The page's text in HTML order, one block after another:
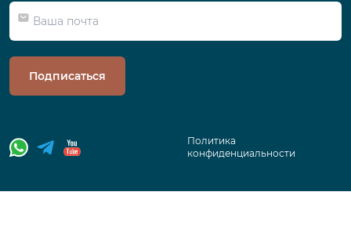
Подписаться
Политика
конфиденциальности